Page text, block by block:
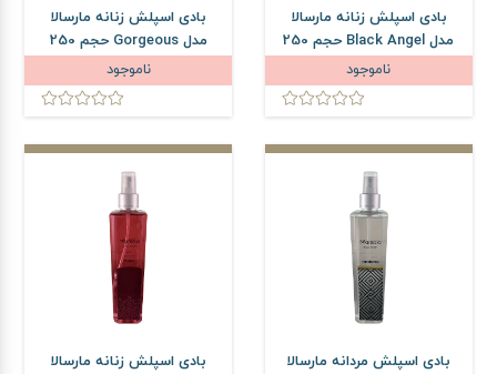
بادی اسپلش زنانه مارسالا
مدل Black Angel حجم 250
میلی لیتر
ناموجود
بادی اسپلش زنانه مارسالا
مدل Gorgeous حجم 250
میلی لیتر
ناموجود
بادی اسپلش مردانه مارسالا
بادی اسپلش زنانه مارسالا